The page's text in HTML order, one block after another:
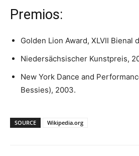
Premios:
Golden Lion Award, XLVII Bienal
Niedersächsischer Kunstpreis,
New York Dance and
Bessies), 2003.
SOURCE Wikipedia.org